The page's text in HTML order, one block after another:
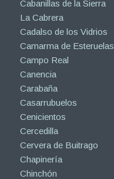
Cabanillas de la Sierra
La Cabrera
Cadalso de los Vidrios
Camarma de Esteruelas
Campo Real
Canencia
Carabaña
Casarrubuelos
Cenicientos
Cercedilla
Cervera de Buitrago
Chapinería
Chinchón